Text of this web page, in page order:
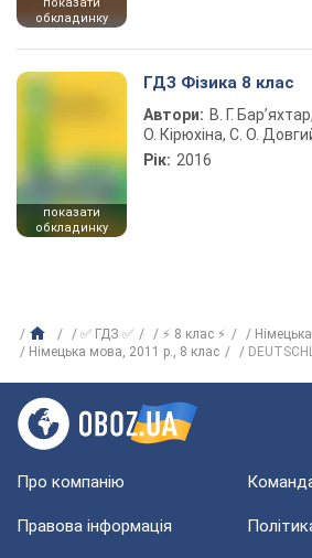
обкладинку
показати
обкладинку
ГДЗ Фізика 8 клас
Автори: В. Г.
О. Кірюхіна, С. О.
Рік: 2016
✅ ГДЗ ✅ ⚡ 8 клас ⚡
Німецька мова, 2011 р., 8 клас
Про компанію
Правова інформація